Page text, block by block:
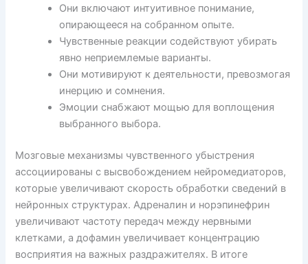
Они включают интуитивное понимание,
опирающееся на собранном опыте.
Чувственные реакции содействуют убирать
явно неприемлемые варианты.
Они мотивируют к деятельности, превозмогая
инерцию и сомнения.
Эмоции снабжают мощью для воплощения
выбранного выбора.
Мозговые механизмы чувственного убыстрения
ассоциированы с высвобождением нейромедиаторов,
которые увеличивают скорость обработки сведений в
нейронных структурах. Адреналин и норэпинефрин
увеличивают частоту передач между нервными
клетками, а дофамин увеличивает концентрацию
восприятия на важных раздражителях. В итоге